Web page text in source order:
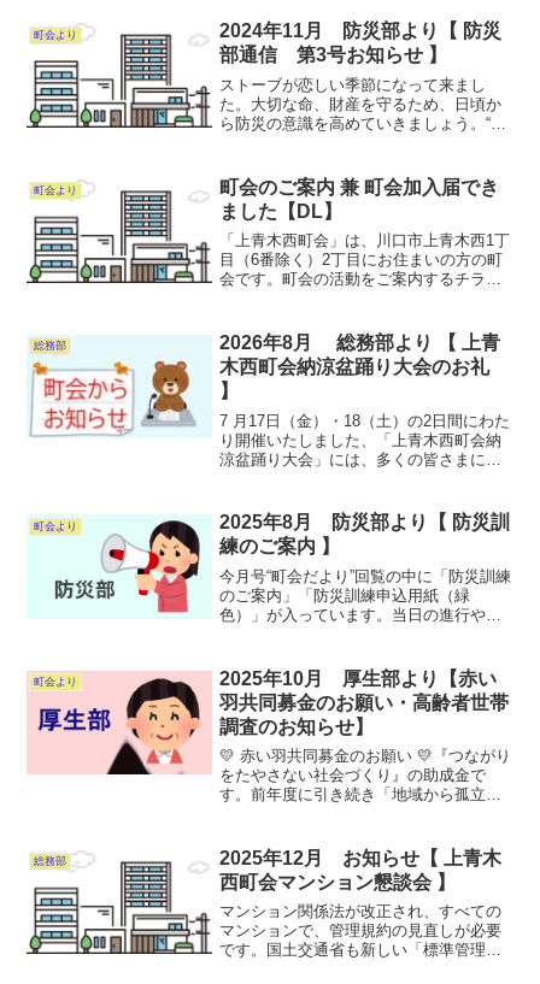
町会より
2024年11月 防災部より【 防災
部通信 第3号お知らせ 】
ストーブが恋しい季節になって来まし
た。大切な命、財産を守るため、日頃か
ら防災の意識を高めていきましょう。“防
町会より
町会のご案内 兼 町会加入届でき
ました【DL】
「上青木西町会」は、川口市上青木西1丁
目（6番除く）2丁目にお住まいの方の町
会です。町会の活動をご案内するチラシ
の協力は定められています。ダウンロー
ドページからダウンロ...
総務部
2026年8月 総務部より 【 上青
木西町会納涼盆踊り大会のお礼
】
7 月17日（金）・18（土）の2日間にわた
り開催いたしました、「上青木西町会納
涼盆踊り大会」には、多くの皆さまにご
ースの配置、抽選会の在り方を見直すと
ともに、舞台演奏...
町会より
2025年8月 防災部より【 防災訓
練のご案内 】
今月号“町会だより”回覧の中に「防災訓練
のご案内」「防災訓練申込用紙（緑
色）」が入っています。当日の進行や、
入提出お願いします。災害はいつ来るか
わかりません備えましょう...
町会より
2025年10月 厚生部より【赤い
羽共同募金のお願い・高齢者世帯
調査のお知らせ】
💛 赤い羽共同募金のお願い 💛『つながり
をたやさない社会づくり』の助成金で
す。前年度に引き続き「地域から孤立を
237,796円のご協力を戴きました。お預か
りした募金は、防災...
総務部
2025年12月 お知らせ【 上青木
西町会マンション懇談会 】
マンション関係法が改正され、すべての
マンションで、管理規約の見直しが必要
です。国土交通省も新しい「標準管理規